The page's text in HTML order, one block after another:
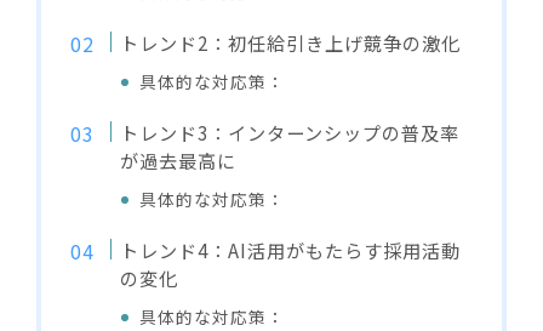
トレンド2：初任給引き上げ競争の激化
具体的な対応策：
トレンド3：インターンシップの普及率
が過去最高に
具体的な対応策：
トレンド4：AI活用がもたらす採用活動
の変化
具体的な対応策：